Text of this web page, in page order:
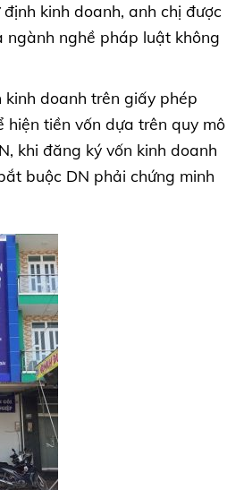
kinh doanh, anh chị được
ngành nghề pháp luật không
doanh trên giấy phép
hiện tiền vốn dựa trên quy mô
khi đăng ký vốn kinh doanh
buộc DN phải chứng minh